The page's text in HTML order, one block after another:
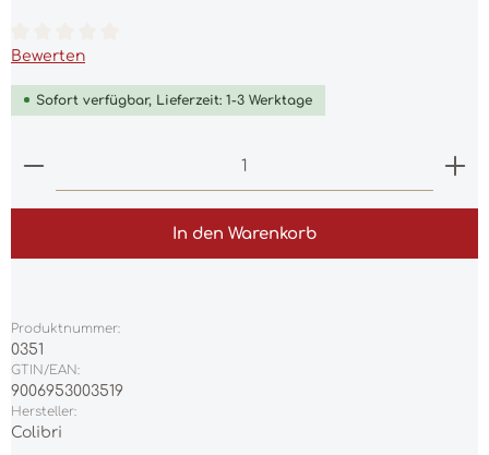
Durchschnittliche Bewertung von 0 von 5 Sternen
Bewerten
Sofort verfügbar, Lieferzeit: 1-3 Werktage
Produkt Anzahl: Gib den gewünschten Wert
In den Warenkorb
Produktnummer:
0351
GTIN/EAN:
9006953003519
Hersteller:
Colibri